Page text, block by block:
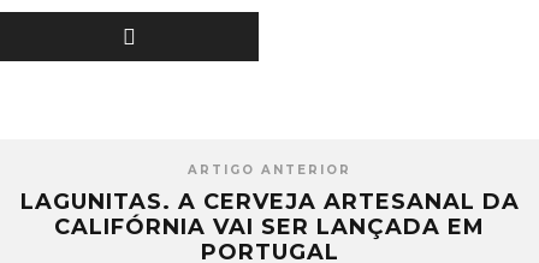
ARTIGO ANTERIOR
LAGUNITAS. A CERVEJA ARTESANAL DA
CALIFÓRNIA VAI SER LANÇADA EM
PORTUGAL